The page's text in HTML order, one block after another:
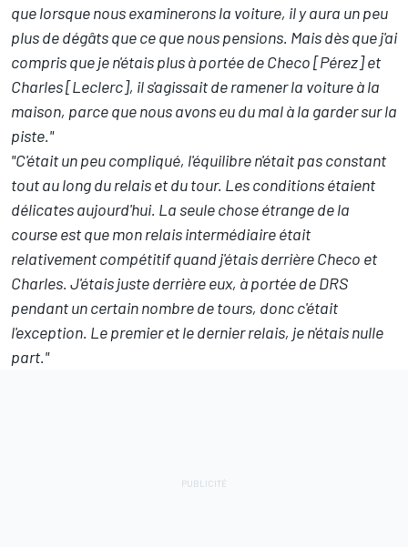
que lorsque nous examinerons la voiture, il y aura un peu
plus de dégâts que ce que nous pensions. Mais dès que j'ai
compris que je n'étais plus à portée de Checo [Pérez] et
Charles [Leclerc], il s'agissait de ramener la voiture à la
maison, parce que nous avons eu du mal à la garder sur la
piste."
"C'était un peu compliqué, l'équilibre n'était pas constant
tout au long du relais et du tour. Les conditions étaient
délicates aujourd'hui. La seule chose étrange de la
course est que mon relais intermédiaire était
relativement compétitif quand j'étais derrière Checo et
Charles. J'étais juste derrière eux, à portée de DRS
pendant un certain nombre de tours, donc c'était
l'exception. Le premier et le dernier relais, je n'étais nulle
part."